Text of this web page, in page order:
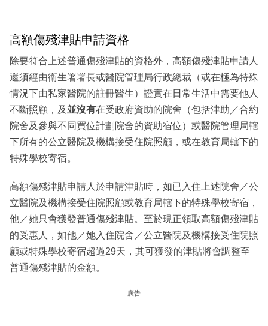
高額傷殘津貼申請資格
除要符合上述普通傷殘津貼的資格外，高額傷殘津貼申請人
還須經由衞生署署長或醫院管理局行政總裁（或在極為特殊
情況下由私家醫院的註冊醫生）證實在日常生活中需要他人
不斷照顧，及 並沒有在受政府資助的院舍（包括津助／合約
院舍及參與不同買位計劃院舍的資助宿位）或醫院管理局轄
下所有的公立醫院及機構接受住院照顧，或在教育局轄下的
特殊學校寄宿。
高額傷殘津貼申請人於申請津貼時，如已入住上述院舍／公
立醫院及機構接受住院照顧或教育局轄下的特殊學校寄宿，
他／她只會獲發普通傷殘津貼。至於現正領取高額傷殘津貼
的受惠人，如他／她入住院舍／公立醫院及機構接受住院照
顧或特殊學校寄宿超過29天，其可獲發的津貼將會調整至
普通傷殘津貼的金額。
廣告